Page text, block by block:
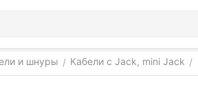
и шнуры / Кабели с Jack, mini Jack /